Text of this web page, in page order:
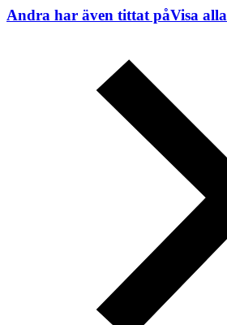
Andra har även tittat påVisa alla